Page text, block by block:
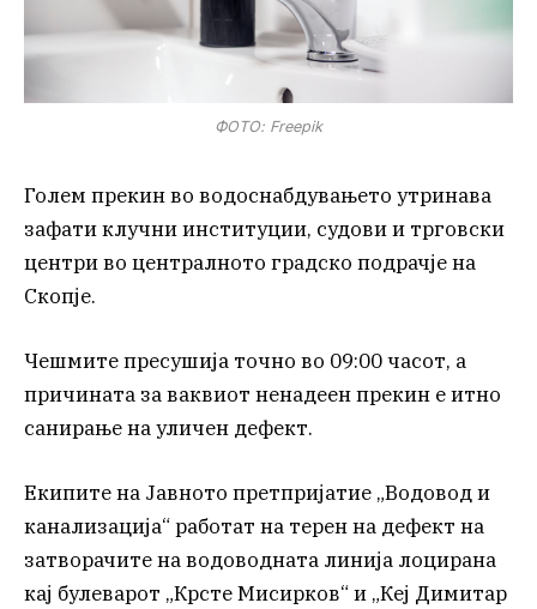
ФОТО: Freepik
Голем прекин во водоснабдувањето утринава
зафати клучни институции, судови и трговски
центри во централното градско подрачје на
Скопје.
Чешмите пресушија точно во 09:00 часот, а
причината за ваквиот ненадеен прекин е итно
санирање на уличен дефект.
Екипите на Јавното претпријатие „Водовод и
канализација“ работат на терен на дефект на
затворачите на водоводната линија лоцирана
кај булеварот „Крсте Мисирков“ и „Кеј Димитар